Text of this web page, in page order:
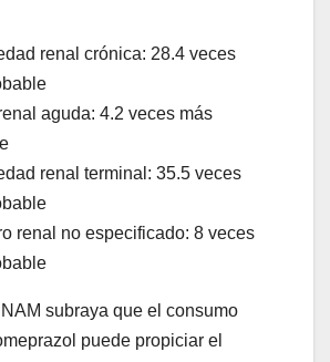
renal crónica: 28.4 veces
aguda: 4.2 veces más
renal terminal: 35.5 veces
renal no especificado: 8 veces
subraya que el consumo
puede propiciar el